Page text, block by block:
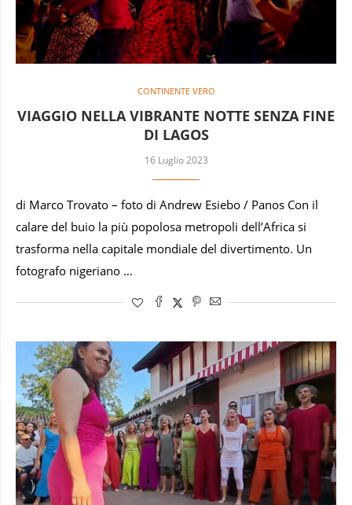
CONTINENTE VERO
VIAGGIO NELLA VIBRANTE NOTTE SENZA FINE
DI LAGOS
16 Luglio 2023
di Marco Trovato – foto di Andrew Esiebo / Panos Con il
calare del buio la più popolosa metropoli dell’Africa si
trasforma nella capitale mondiale del divertimento. Un
fotografo nigeriano …